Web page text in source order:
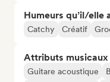
Humeurs qu’il/elle
Catchy Créatif
Attributs musicaux
Guitare acoustique